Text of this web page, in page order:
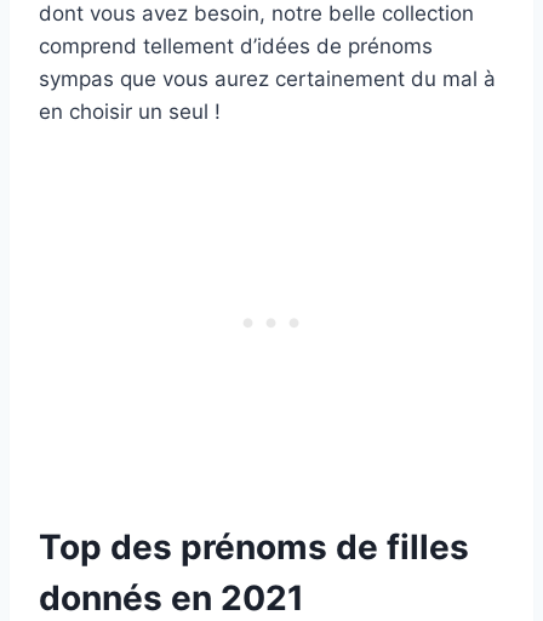
dont vous avez besoin, notre belle collection
comprend tellement d’idées de prénoms
sympas que vous aurez certainement du mal à
en choisir un seul !
Top des prénoms de filles
donnés en 2021